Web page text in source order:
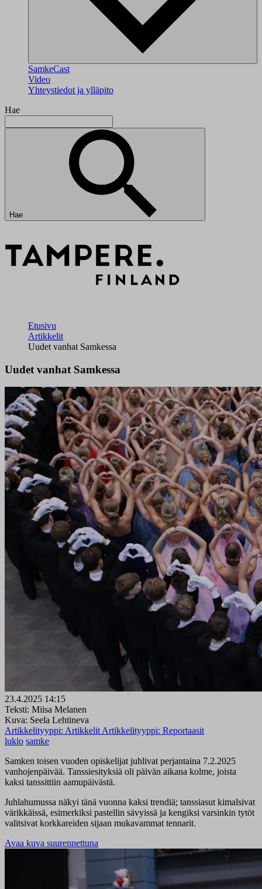
SamkeCast
Video
Yhteystiedot ja ylläpito
Hae
Hae
Etusivu
Artikkelit
Uudet vanhat Samkessa
Uudet vanhat Samkessa
23.4.2025 14:15
Teksti: Miisa Melanen
Kuva: Seela Lehtineva
Artikkelityyppi: ArtikkelitArtikkelityyppi: Reportaasit
lukio samke
Samken toisen vuoden opiskelijat juhlivat perjantaina 7.2.2025
vanhojenpäivää. Tanssiesityksiä oli päivän aikana kolme, joista
kaksi tanssittiin aamupäivästä.
Juhlahumussa näkyi tänä vuonna kaksi trendiä; tanssiasut kimalsivat
värikkäissä, esimerkiksi pastellin sävyissä ja kengiksi varsinkin tytöt
valitsivat korkkareiden sijaan mukavammat tennarit.
Avaa kuva suurennettuna